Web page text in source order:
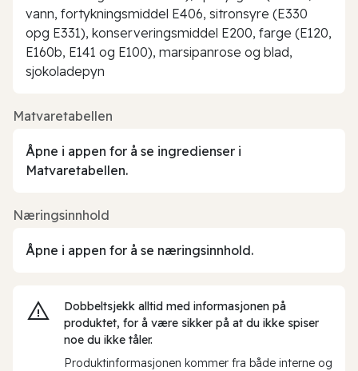
vann, fortykningsmiddel E406, sitronsyre (E330
opg E331), konserveringsmiddel E200, farge (E120,
E160b, E141 og E100), marsipanrose og blad,
sjokoladepyn
Matvaretabellen
Åpne i appen for å se ingredienser i
Matvaretabellen.
Næringsinnhold
Åpne i appen for å se næringsinnhold.
Dobbeltsjekk alltid med informasjonen på
produktet, for å være sikker på at du ikke spiser
noe du ikke tåler.
Produktinformasjonen kommer fra både interne og